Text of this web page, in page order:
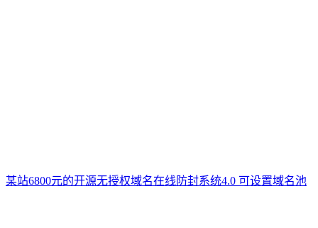
某站6800元的开源无授权域名在线防封系统4.0 可设置域名池